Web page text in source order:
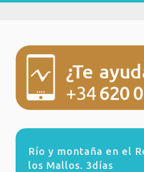
Río y montaña en el
los Mallos. 3días